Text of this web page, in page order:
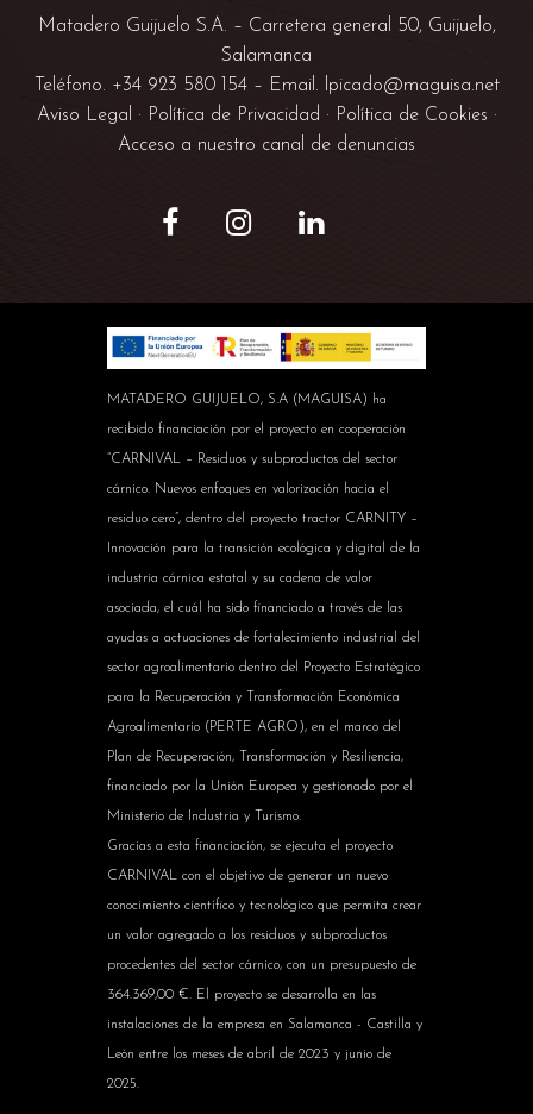
Matadero Guijuelo S.A. – Carretera general 50, Guijuelo,
Salamanca
Teléfono. +34 923 580 154– Email.
lpicado@maguisa.net
Aviso Legal
· Política de Privacidad · Política de Cookies ·
Acceso a nuestro canal de denuncias
MATADERO GUIJUELO, S.A (MAGUISA) ha
recibido financiación por el proyecto en cooperación
“CARNIVAL – Residuos y subproductos del sector
cárnico. Nuevos enfoques en valorización hacia el
residuo cero”, dentro del proyecto tractor CARNITY –
Innovación para la transición ecológica y digital de la
industria cárnica estatal y su cadena de valor
asociada, el cuál ha sido financiado a través de las
ayudas a actuaciones de fortalecimiento industrial del
sector agroalimentario dentro del Proyecto Estratégico
para la Recuperación y Transformación Económica
Agroalimentario (PERTE AGRO), en el marco del
Plan de Recuperación, Transformación y Resiliencia,
financiado por la Unión Europea y gestionado por el
Ministerio de Industria y Turismo.
Gracias a esta financiación, se ejecuta el proyecto
CARNIVAL con el objetivo de generar un nuevo
conocimiento científico y tecnológico que permita crear
un valor agregado a los residuos y subproductos
procedentes del sector cárnico, con un presupuesto de
364.369,00 €. El proyecto se desarrolla en las
instalaciones de la empresa en Salamanca - Castilla y
León entre los meses de abril de 2023 y junio de
2025.